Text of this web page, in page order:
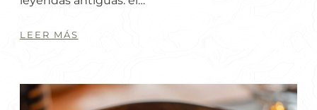
LEER MÁS